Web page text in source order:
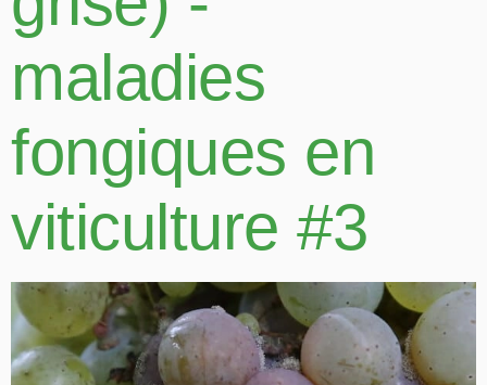
maladies
fongiques en
viticulture #3